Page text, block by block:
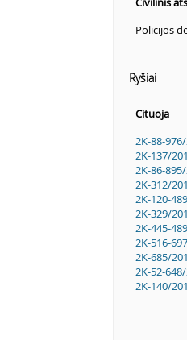
Policijos
Ryšiai
Cituoja
2K-88-
2K-137/
2K-86-
2K-312/
2K-120-
2K-329/
2K-445-
2K-516-
2K-685/
2K-52-
2K-140/